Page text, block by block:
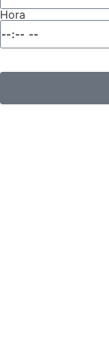
Hora